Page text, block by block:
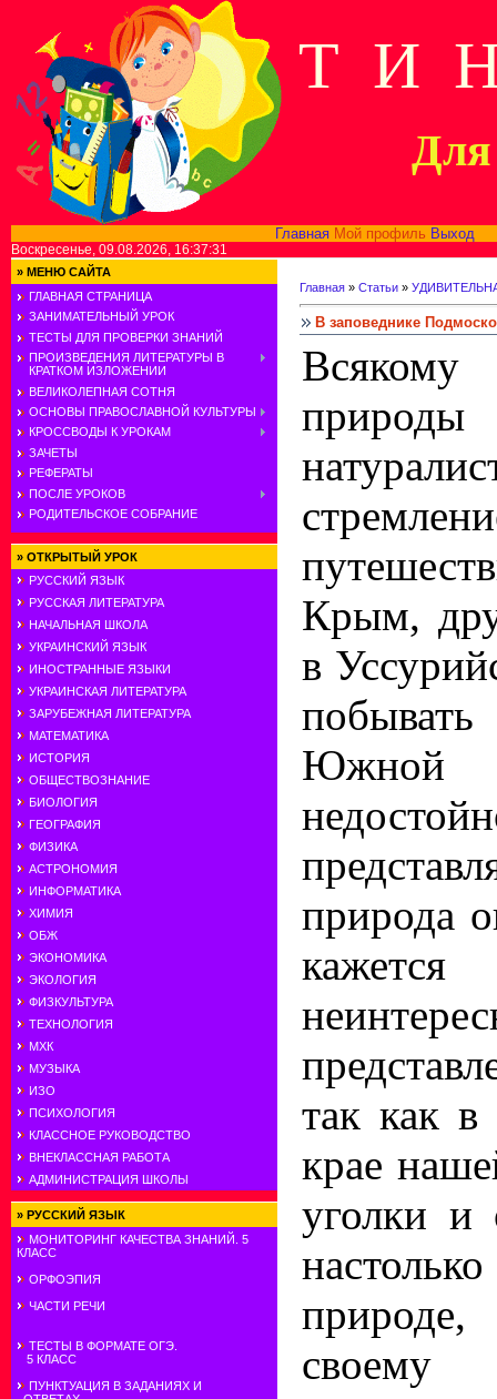
Т И
Для
Главная Мой профиль Выход
Воскресенье, 09.08.2026, 16:37:31
» МЕНЮ САЙТА
ГЛАВНАЯ СТРАНИЦА
ЗАНИМАТЕЛЬНЫЙ УРОК
ТЕСТЫ ДЛЯ ПРОВЕРКИ ЗНАНИЙ
ПРОИЗВЕДЕНИЯ ЛИТЕРАТУРЫ В
КРАТКОМ ИЗЛОЖЕНИИ
ВЕЛИКОЛЕПНАЯ СОТНЯ
ОСНОВЫ ПРАВОСЛАВНОЙ КУЛЬТУРЫ
КРОССВОДЫ К УРОКАМ
ЗАЧЕТЫ
РЕФЕРАТЫ
ПОСЛЕ УРОКОВ
РОДИТЕЛЬСКОЕ СОБРАНИЕ
» ОТКРЫТЫЙ УРОК
РУССКИЙ ЯЗЫК
РУССКАЯ ЛИТЕРАТУРА
НАЧАЛЬНАЯ ШКОЛА
УКРАИНСКИЙ ЯЗЫК
ИНОСТРАННЫЕ ЯЗЫКИ
УКРАИНСКАЯ ЛИТЕРАТУРА
ЗАРУБЕЖНАЯ ЛИТЕРАТУРА
МАТЕМАТИКА
ИСТОРИЯ
ОБЩЕСТВОЗНАНИЕ
БИОЛОГИЯ
ГЕОГРАФИЯ
ФИЗИКА
АСТРОНОМИЯ
ИНФОРМАТИКА
ХИМИЯ
ОБЖ
ЭКОНОМИКА
ЭКОЛОГИЯ
ФИЗКУЛЬТУРА
ТЕХНОЛОГИЯ
МХК
МУЗЫКА
ИЗО
ПСИХОЛОГИЯ
КЛАССНОЕ РУКОВОДСТВО
ВНЕКЛАССНАЯ РАБОТА
АДМИНИСТРАЦИЯ ШКОЛЫ
» РУССКИЙ ЯЗЫК
МОНИТОРИНГ КАЧЕСТВА ЗНАНИЙ. 5
КЛАСС
ОРФОЭПИЯ
ЧАСТИ РЕЧИ
ТЕСТЫ В ФОРМАТЕ ОГЭ.
5 КЛАСС
ПУНКТУАЦИЯ В ЗАДАНИЯХ И
Главная » Статьи »
В заповеднике
Крым,
в
Южной
природа
кажется
так как
крае
уголки и